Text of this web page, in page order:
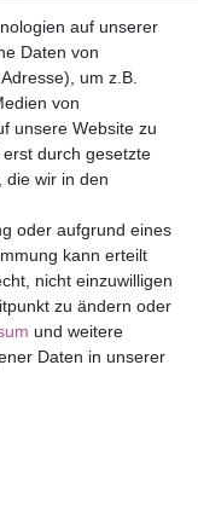
auf unserer
Daten von
um z.B.
von
unsere Website zu
durch gesetzte
die wir in den
oder aufgrund eines
kann erteilt
nicht einzuwilligen
zu ändern oder
und weitere
Daten in unserer